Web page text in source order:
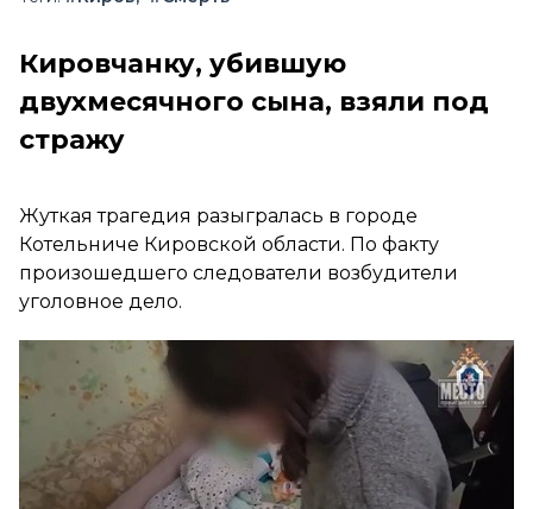
Кировчанку, убившую
двухмесячного сына, взяли под
стражу
Жуткая трагедия разыгралась в городе
Котельниче Кировской области. По факту
произошедшего следователи возбудители
уголовное дело.